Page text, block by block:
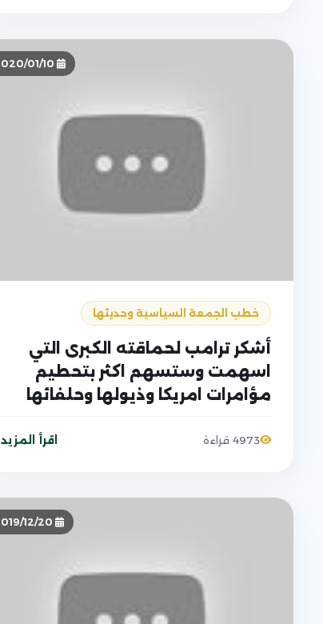
خطب الجمعة السياسية وحديثها
أشكر ترامب لحماقته الكبرى التي
اسهمت وستسهم اكثر بتحطيم
مؤامرات امريكا وذيولها وحلفائها
4973 قراءة اقرأ المزيد